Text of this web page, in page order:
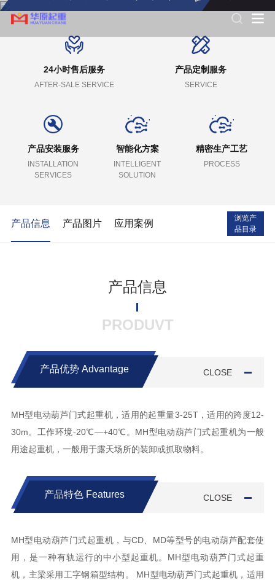
24小时售后服务
AFTER-SALE SERVICE
产品定制服务
SERVICE
产品安装服务
INSTALLATION
SERVICES
智能化方案
INTELLIGENT
SOLUTION
精密生产工艺
PROCESS
产品信息 产品图片 应用案例
浏览产
品目录
产品信息
PRODUVT
产品优势Advantage CLOSE
MH型电动葫芦门式起重机，适用的起重量3-25T，适用的跨度12-
30m。工作环境-20℃—+40℃。MH型电动葫芦门式起重机为一般
用途起重机，一般用于露天场所的装卸或抓取物料。
产品特色 Features CLOSE
MH型电动葫芦门式起重机，与CD、MD等型号的电动葫芦配套使
用，是一种有轨运行的中小型起重机。MH型电动葫芦门式起重
机，主梁采用工字钢箱型结构。 MH型电动葫芦门式起重机，适用